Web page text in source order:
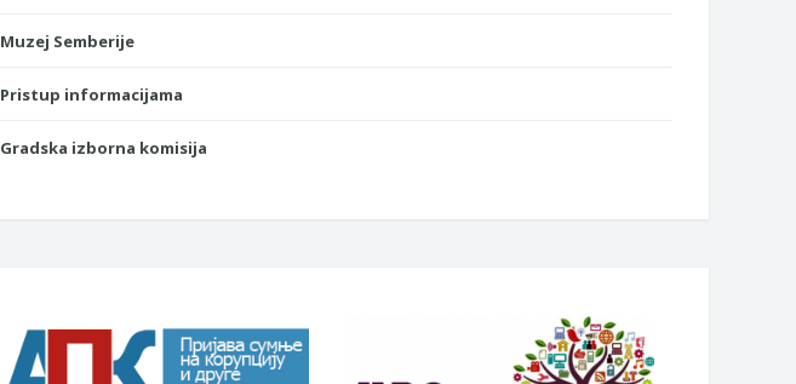
Muzej Semberije
Pristup informacijama
Gradska izborna komisija